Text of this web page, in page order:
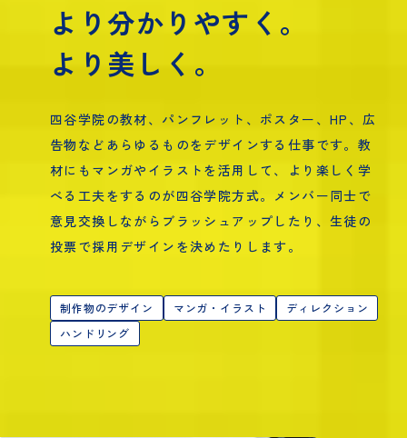
より分かりやすく。
より美しく。
四谷学院の教材、パンフレット、ポスター、HP、広
告物などあらゆるものをデザインする仕事です。教
材にもマンガやイラストを活用して、より楽しく学
べる工夫をするのが四谷学院方式。メンバー同士で
意見交換しながらブラッシュアップしたり、生徒の
投票で採用デザインを決めたりします。
制作物のデザイン マンガ・イラスト
ディレクション
ハンドリング